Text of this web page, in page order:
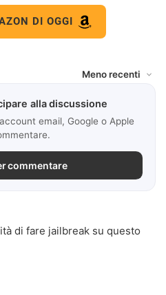
DI OGGI
alla discussione
email, Google o Apple
commentare
di fare jailbreak su questo